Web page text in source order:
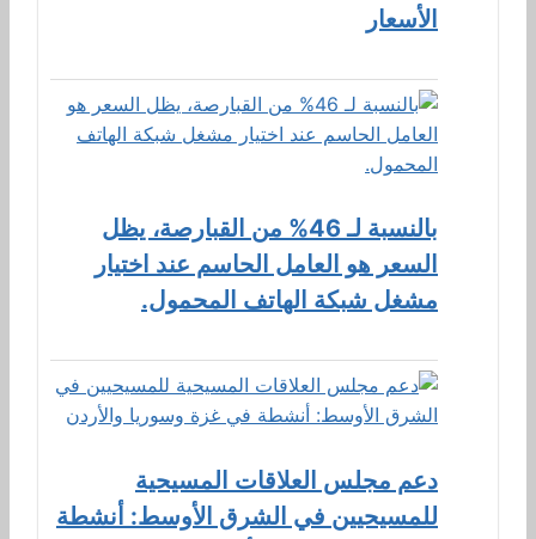
الأسعار
بالنسبة لـ 46% من القبارصة، يظل
السعر هو العامل الحاسم عند اختيار
مشغل شبكة الهاتف المحمول.
دعم مجلس العلاقات المسيحية
للمسيحيين في الشرق الأوسط: أنشطة